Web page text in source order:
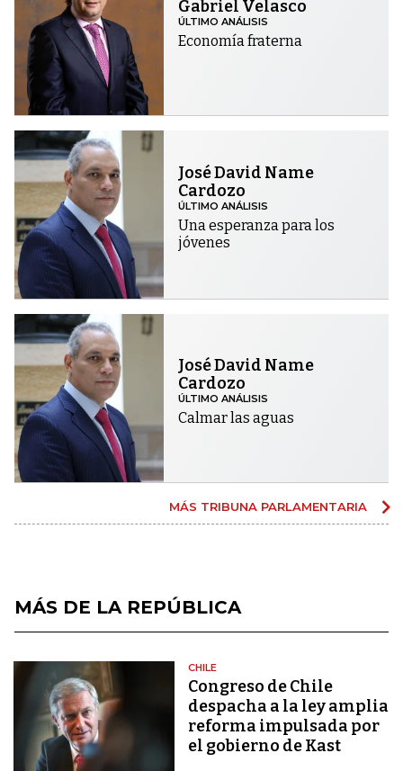
Gabriel Velasco
ÚLTIMO ANÁLISIS
Economía fraterna
José David Name
Cardozo
ÚLTIMO ANÁLISIS
Una esperanza para los
jóvenes
José David Name
Cardozo
ÚLTIMO ANÁLISIS
Calmar las aguas
MÁS TRIBUNA PARLAMENTARIA
MÁS DE LA REPÚBLICA
CHILE
Congreso de Chile
despacha a la ley amplia
reforma impulsada por
el gobierno de Kast